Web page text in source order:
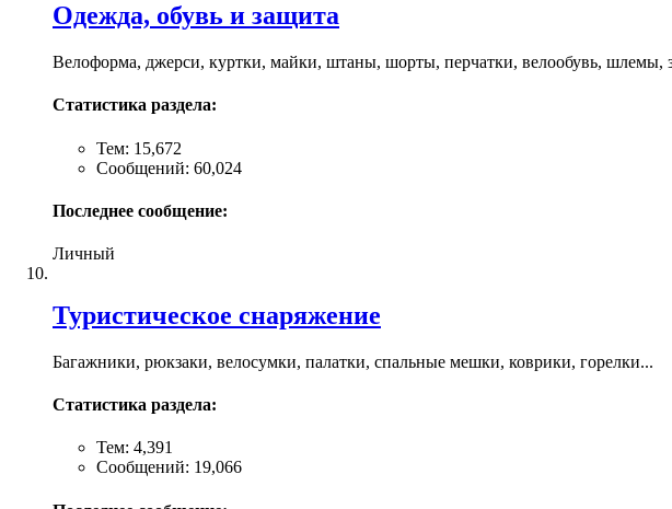
Одежда, обувь и защита
Велоформа, джерси, куртки, майки, штаны, шорты, перчатки, велообувь, шлемы,
Статистика раздела:
Тем: 15,672
Сообщений: 60,024
Последнее сообщение:
Личный
Туристическое снаряжение
Багажники, рюкзаки, велосумки, палатки, спальные мешки, коврики, горелки...
Статистика раздела:
Тем: 4,391
Сообщений: 19,066